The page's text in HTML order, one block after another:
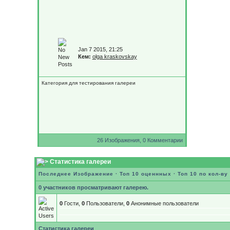
Jan 7 2015, 21:25
Кем: olga kraskovskay
Категория для тестирования галереи
26 Изображения, 0 Комментарии
Статистика галереи
Последнее Изображение ·Топ 10 оценнных ·Топ 10 по кол-ву
0 участников просматривают галерею.
0 Гости,0 Пользователи,0 Анонимные пользователи
Статистика галереи